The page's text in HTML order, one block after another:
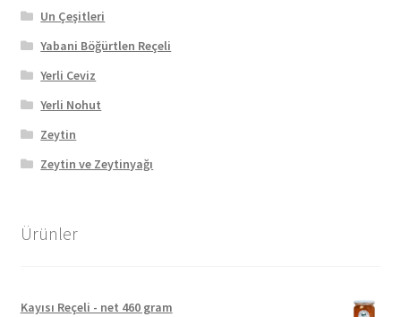
Un Çeşitleri
Yabani Böğürtlen Reçeli
Yerli Ceviz
Yerli Nohut
Zeytin
Zeytin ve Zeytinyağı
Ürünler
Kayısı Reçeli - net 460 gram